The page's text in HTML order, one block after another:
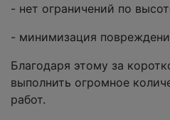
- нет ограничений по
- минимизация
Благодаря этому за
выполнить огромное
работ.